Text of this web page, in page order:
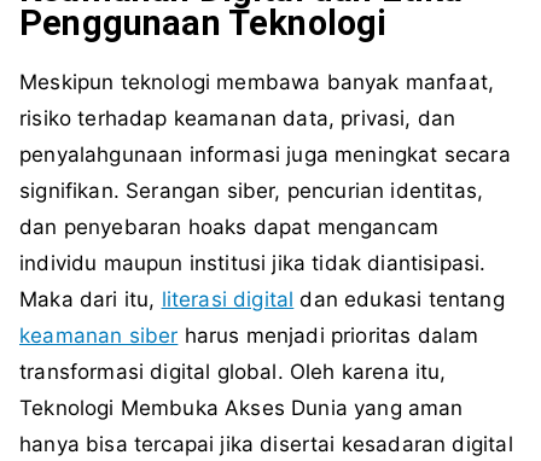
Penggunaan Teknologi
Meskipun teknologi membawa banyak manfaat,
risiko terhadap keamanan data, privasi, dan
penyalahgunaan informasi juga meningkat secara
signifikan. Serangan siber, pencurian identitas,
dan penyebaran hoaks dapat mengancam
individu maupun institusi jika tidak diantisipasi.
Maka dari itu, literasi digital dan edukasi tentang
keamanan siber harus menjadi prioritas dalam
transformasi digital global. Oleh karena itu,
Teknologi Membuka Akses Dunia yang aman
hanya bisa tercapai jika disertai kesadaran digital